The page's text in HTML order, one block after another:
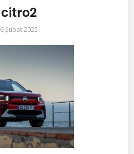
citro2
6 Şubat 2025